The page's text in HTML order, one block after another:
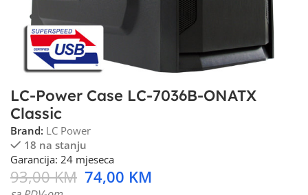
LC-Power Case LC-7036B-ONATX
Classic
Brand: LC Power
18 na stanju
Garancija: 24 mjeseca
93,00KM 74,00 KM